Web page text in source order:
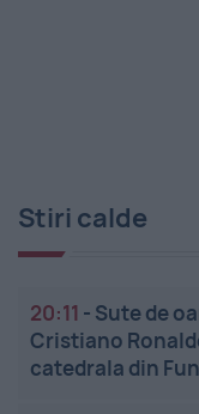
Stiri calde
20:11 - Sute de
Cristiano
catedrala din